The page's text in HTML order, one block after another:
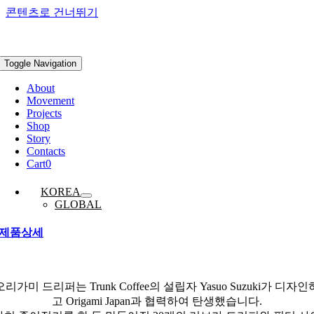
콘텐츠로 건너뛰기
Toggle Navigation
About
Movement
Projects
Shop
Story
Contacts
Cart0
KOREA
GLOBAL
품상세
리가미 드리퍼는 Trunk Coffee의 설립자 Yasuo Suzuki가 디자인
고 Origami Japan과 협력하여 탄생했습니다.